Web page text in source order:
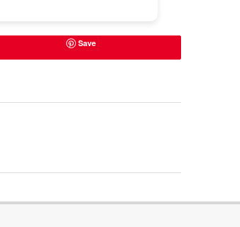
Save